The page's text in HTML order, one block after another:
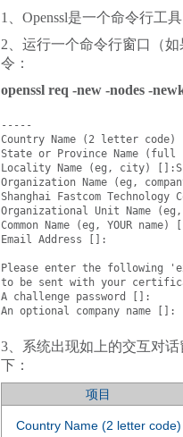
1、Openssl是一个命令行工
2、运行一个命令行窗口（
令：
openssl req -new -nodes -
-----
Country Name (2 letter code)
State or Province Name (full
Locality Name (eg, city)
Organization Name (eg,
Shanghai Fastcom Technology
Organizational Unit Name
Common Name (eg, YOUR
Email Address []:
Please enter the following
to be sent with your
A challenge password []:
3、系统出现如上的交互对
下：
项目
Country Name (2 letter code)